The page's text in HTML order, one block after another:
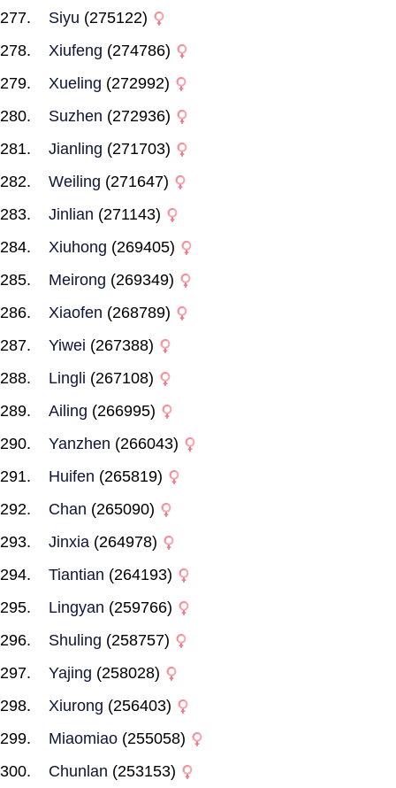
Siyu (275122)
Xiufeng (274786)
Xueling (272992)
Suzhen (272936)
Jianling (271703)
Weiling (271647)
Jinlian (271143)
Xiuhong (269405)
Meirong (269349)
Xiaofen (268789)
Yiwei (267388)
Lingli (267108)
Ailing (266995)
Yanzhen (266043)
Huifen (265819)
Chan (265090)
Jinxia (264978)
Tiantian (264193)
Lingyan (259766)
Shuling (258757)
Yajing (258028)
Xiurong (256403)
Miaomiao (255058)
Chunlan (253153)